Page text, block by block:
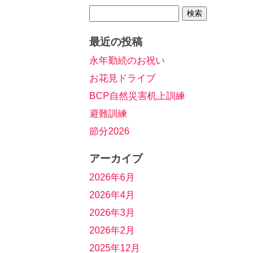
最近の投稿
永年勤続のお祝い
お花見ドライブ
BCP自然災害机上訓練
避難訓練
節分2026
アーカイブ
2026年6月
2026年4月
2026年3月
2026年2月
2025年12月